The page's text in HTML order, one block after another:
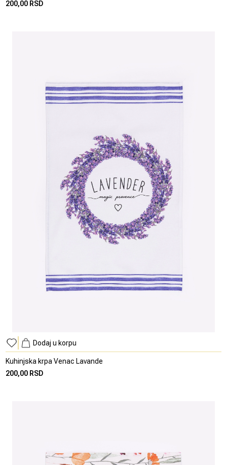
200,00 RSD
Dodaj u korpu
Kuhinjska krpa Venac Lavande
200,00 RSD